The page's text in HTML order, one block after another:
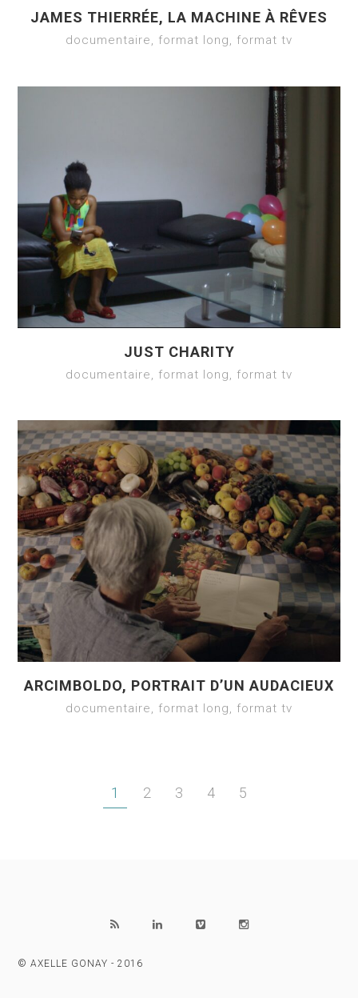
JAMES THIERRÉE, LA MACHINE À RÊVES
documentaire, format long, format tv
JUST CHARITY
documentaire, format long, format tv
ARCIMBOLDO, PORTRAIT D’UN AUDACIEUX
documentaire, format long, format tv
1 2 3 4 5
© AXELLE GONAY - 2016